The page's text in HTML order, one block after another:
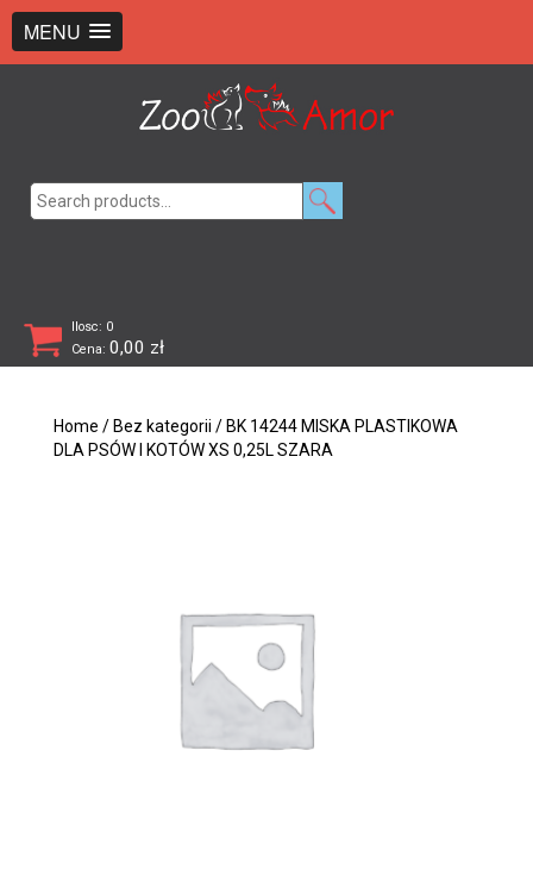
MENU
Ilosc: 0
Cena: 0,00 zł
Home / Bez kategorii / BK 14244 MISKA PLASTIKOWA
DLA PSÓW I KOTÓW XS 0,25L SZARA